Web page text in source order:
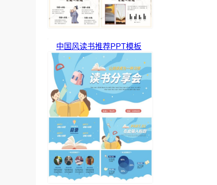
中国风读书推荐PPT模板